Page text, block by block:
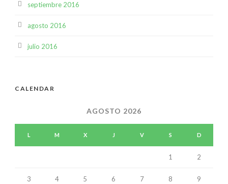
septiembre 2016
agosto 2016
julio 2016
CALENDAR
AGOSTO 2026
L M X J V S D
1 2
3 4 5 6 7 8 9